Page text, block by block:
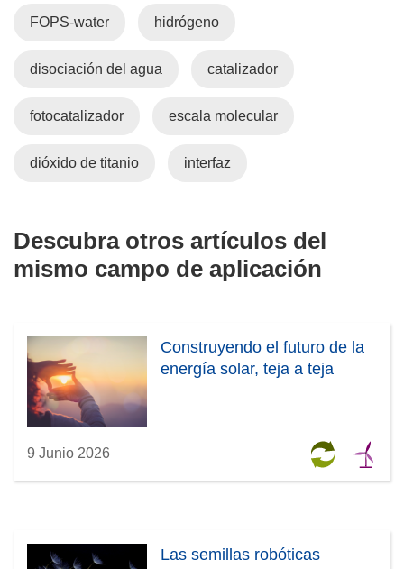
FOPS-water hidrógeno
disociación del agua catalizador
fotocatalizador escala molecular
dióxido de titanio interfaz
Descubra otros artículos del
mismo campo de aplicación
Construyendo el futuro de la
energía solar, teja a teja
9 Junio 2026
Las semillas robóticas